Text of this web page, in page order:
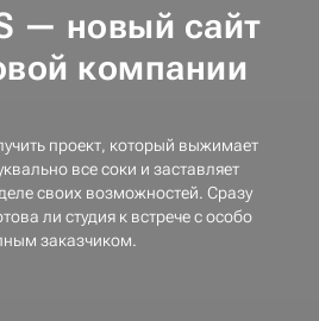
— новый сайт
компании
проект, который выжимает
все соки и заставляет
своих возможностей. Сразу
ли студия к встрече с особо
заказчиком.